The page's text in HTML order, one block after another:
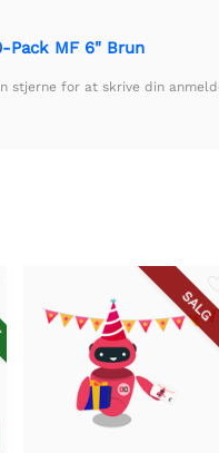
Pack MF 6" Brun
stjerne for at skrive din
SALG